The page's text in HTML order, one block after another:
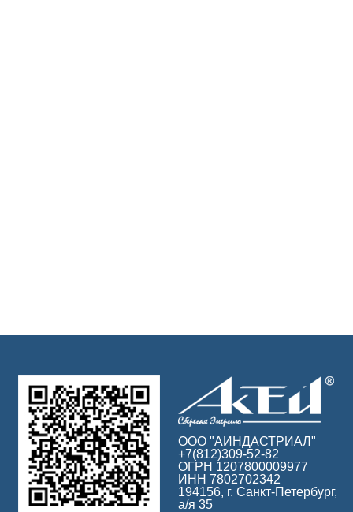
ООО "АИНДАСТРИАЛ"
+7(812)309-52-82
ОГРН 1207800009977
ИНН 7802702342
194156, г. Санкт-Петербург,
а/я 35